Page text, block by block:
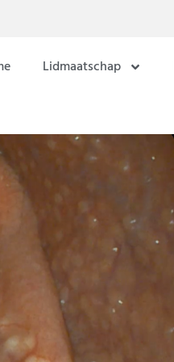
Lidmaatschap